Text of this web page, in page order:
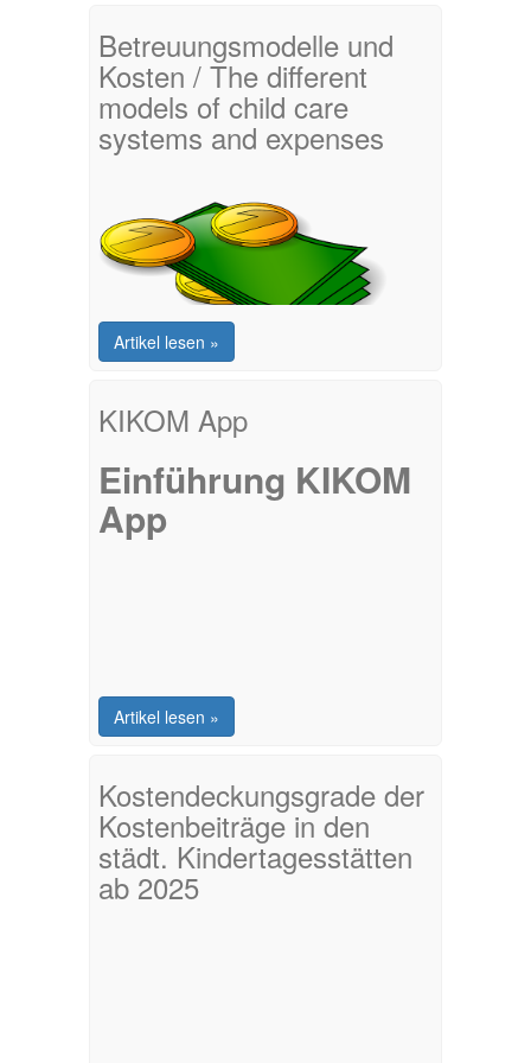
Betreuungsmodelle und
Kosten / The different
models of child care
systems and expenses
Artikel lesen »
KIKOM App
Einführung KIKOM
App
Artikel lesen »
Kostendeckungsgrade der
Kostenbeiträge in den
städt. Kindertagesstätten
ab 2025